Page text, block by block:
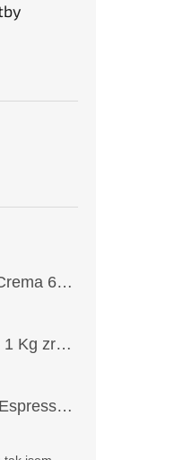
SpecialCoffee Gran Crema 6x1 Kg zrnková káva
hvězdiček.
Saccaria Cremacaffé 1 Kg zrnková káva
hvězdiček.
SpecialCoffee Il Tuo Espresso 1 Kg zrnková káva
hvězdiček.